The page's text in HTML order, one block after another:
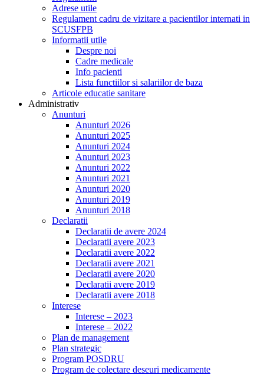
Adrese utile
Regulament cadru de vizitare a pacientilor internati in
SCUSFPB
Informatii utile
Despre noi
Cadre medicale
Info pacienti
Lista functiilor si salariilor de baza
Articole educatie sanitare
Administrativ
Anunturi
Anunturi 2026
Anunturi 2025
Anunturi 2024
Anunturi 2023
Anunturi 2022
Anunturi 2021
Anunturi 2020
Anunturi 2019
Anunturi 2018
Declaratii
Declaratii de avere 2024
Declaratii avere 2023
Declaratii avere 2022
Declaratii avere 2021
Declaratii avere 2020
Declaratii avere 2019
Declaratii avere 2018
Interese
Interese – 2023
Interese – 2022
Plan de management
Plan strategic
Program POSDRU
Program de colectare deseuri medicamente